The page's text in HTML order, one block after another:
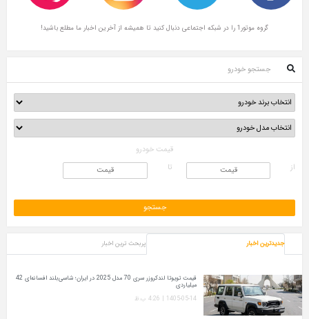
گروه موتور1 را در شبکه اجتماعی دنبال کنید تا همیشه از آخرین اخبار ما مطلع باشید!
جستجو خودرو
قیمت خودرو
از
تا
جدیدترین اخبار پربحث ترین اخبار
قیمت تویوتا لندکروزر سری 70 مدل 2025 در ایران؛ شاسی‌بلند افسانه‌ای 42
میلیاردی
1405-05-14 | 4:26 ب.ظ